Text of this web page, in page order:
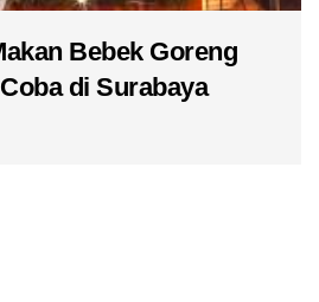
Bebek Goreng
di Surabaya